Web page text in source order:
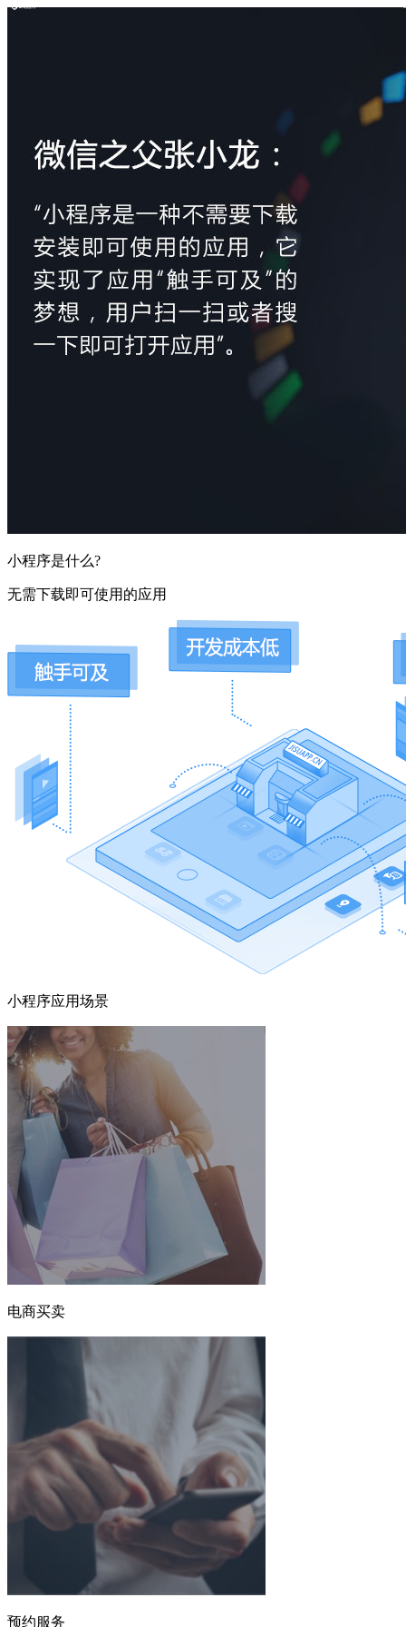
小程序是什么?
无需下载即可使用的应用
小程序应用场景
电商买卖
预约服务